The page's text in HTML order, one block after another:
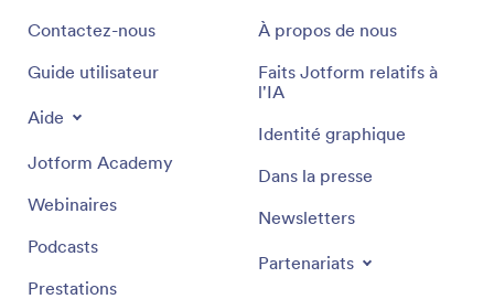
Contactez-nous
Guide utilisateur
Aide
Jotform Academy
Webinaires
Podcasts
Prestations
À propos de nous
Faits Jotform relatifs à
l'IA
Identité graphique
Dans la presse
Newsletters
Partenariats